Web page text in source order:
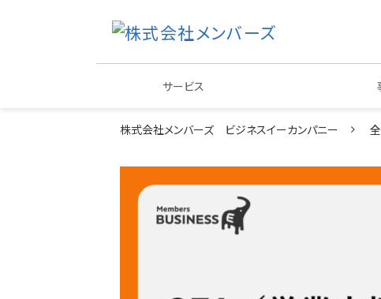
サービス
株式会社メンバーズ ビジネスイーカンパニー